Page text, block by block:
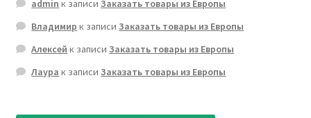
admin к записиЗаказать товары из Европы
Владимир к записиЗаказать товары из Европы
Алексей к записиЗаказать товары из Европы
Лаура к записиЗаказать товары из Европы